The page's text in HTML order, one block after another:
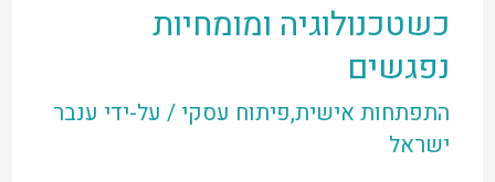
כשטכנולוגיה ומומחיות
נפגשים
התפתחות אישית,פיתוח עסקי/ על-ידי ענבר
ישראל